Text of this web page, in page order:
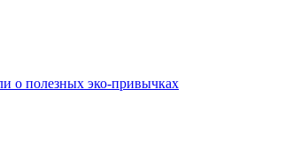
о полезных эко-привычках